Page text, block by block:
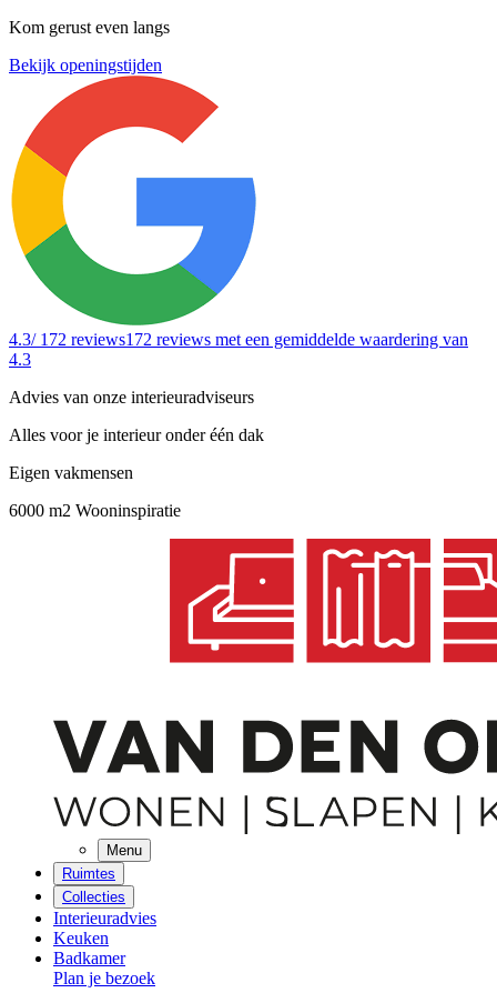
Kom gerust even langs
Bekijk openingstijden
4.3/ 172 reviews172 reviews met een gemiddelde waardering van
4.3
Advies van onze interieuradviseurs
Alles voor je interieur onder één dak
Eigen vakmensen
6000 m2 Wooninspiratie
Menu
Ruimtes
Collecties
Interieuradvies
Keuken
Badkamer
Plan je bezoek